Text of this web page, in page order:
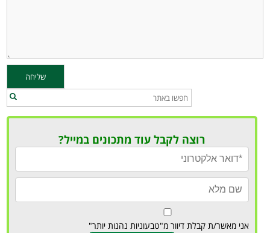
רוצה לקבל עוד מתכונים במייל?
אני מאשר/ת קבלת דיוור מ"טבעוניות נהנות יותר"